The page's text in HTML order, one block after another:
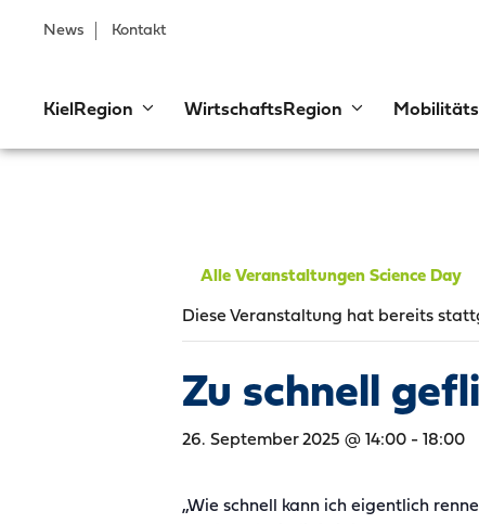
KielRegion WirtschaftsRegion
News Kontakt
Alle Veranstaltungen Science Day
Diese Veranstaltung hat bereits
Zu schnell
26. September 2025 @ 14:00 - 18:00
„Wie schnell kann ich eigentlich